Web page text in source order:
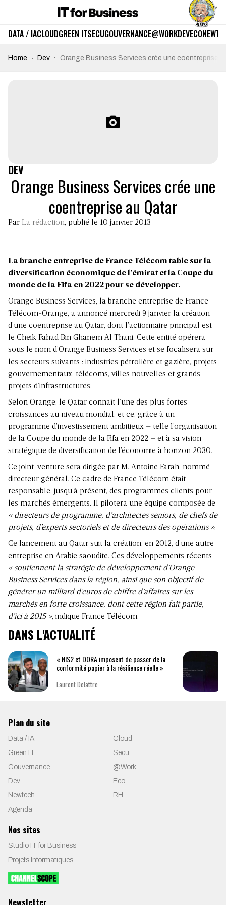
DATA / IACLOUDGREEN ITSECUGOUVERNANCE@WORKDEVECO
Home Dev Orange Business Services crée une coentreprise
DEV
Orange Business Services crée une
coentreprise au Qatar
Par La rédaction, publié le 10 janvier 2013
La branche entreprise de France Télécom table sur la
diversification économique de l’émirat et la Coupe du
monde de la Fifa en 2022 pour se développer.
Orange Business Services, la branche entreprise de France
Télécom-Orange, a annoncé mercredi 9 janvier la création
d’une coentreprise au Qatar, dont l’actionnaire principal est
le Cheik Fahad Bin Ghanem Al Thani. Cette entité opérera
sous le nom d’Orange Business Services et se focalisera sur
les secteurs suivants : industries pétrolière et gazière, projets
gouvernementaux, télécoms, villes nouvelles et grands
projets d’infrastructures.
Selon Orange, le Qatar connaît l’une des plus fortes
croissances au niveau mondial, et ce, grâce à un
programme d’investissement ambitieux – telle l’organisation
de la Coupe du monde de la Fifa en 2022 – et à sa vision
stratégique de diversification de l’économie à horizon 2030.
Ce joint-venture sera dirigée par M. Antoine Farah, nommé
directeur général. Ce cadre de France Télécom était
responsable, jusqu’à présent, des programmes clients pour
les marchés émergents. Il pilotera une équipe composée de
« directeurs de programme, d’architectes seniors, de chefs de
projets, d’experts sectoriels et de directeurs des opérations ».
Ce lancement au Qatar suit la création, en 2012, d’une autre
entreprise en Arabie saoudite. Ces développements récents
« soutiennent la stratégie de développement d’Orange
Business Services dans la région, ainsi que son objectif de
générer un milliard d’euros de chiffre d’affaires sur les
marchés en forte croissance, dont cette région fait partie,
d’ici à 2015 », indique France Télécom.
DANS L'ACTUALITÉ
« NIS2 et DORA imposent de passer de la
conformité papier à la résilience réelle »
Laurent Delattre
Plan du site
Data / IA
Cloud
Green IT
Secu
Gouvernance
@Work
Dev
Eco
Newtech
RH
Agenda
Nos sites
Studio IT for Business
Projets Informatiques
Newsletter